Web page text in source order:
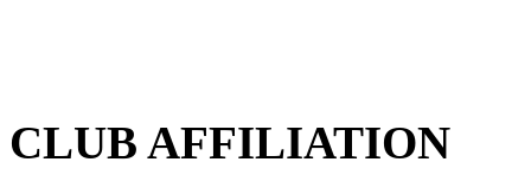
CLUB AFFILIATION